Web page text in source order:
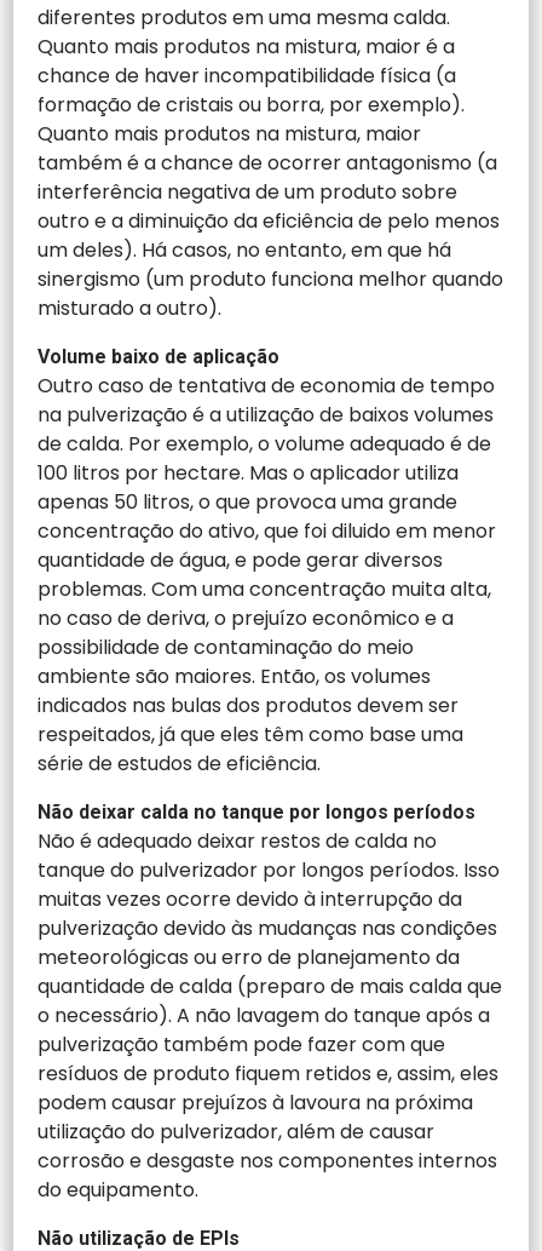
diferentes produtos em uma mesma calda.
Quanto mais produtos na mistura, maior é a
chance de haver incompatibilidade física (a
formação de cristais ou borra, por exemplo).
Quanto mais produtos na mistura, maior
também é a chance de ocorrer antagonismo (a
interferência negativa de um produto sobre
outro e a diminuição da eficiência de pelo menos
um deles). Há casos, no entanto, em que há
sinergismo (um produto funciona melhor quando
misturado a outro).
Volume baixo de aplicação
Outro caso de tentativa de economia de tempo
na pulverização é a utilização de baixos volumes
de calda. Por exemplo, o volume adequado é de
100 litros por hectare. Mas o aplicador utiliza
apenas 50 litros, o que provoca uma grande
concentração do ativo, que foi diluido em menor
quantidade de água, e pode gerar diversos
problemas. Com uma concentração muita alta,
no caso de deriva, o prejuízo econômico e a
possibilidade de contaminação do meio
ambiente são maiores. Então, os volumes
indicados nas bulas dos produtos devem ser
respeitados, já que eles têm como base uma
série de estudos de eficiência.
Não deixar calda no tanque por longos períodos
Não é adequado deixar restos de calda no
tanque do pulverizador por longos períodos. Isso
muitas vezes ocorre devido à interrupção da
pulverização devido às mudanças nas condições
meteorológicas ou erro de planejamento da
quantidade de calda (preparo de mais calda que
o necessário). A não lavagem do tanque após a
pulverização também pode fazer com que
resíduos de produto fiquem retidos e, assim, eles
podem causar prejuízos à lavoura na próxima
utilização do pulverizador, além de causar
corrosão e desgaste nos componentes internos
do equipamento.
Não utilização de EPIs